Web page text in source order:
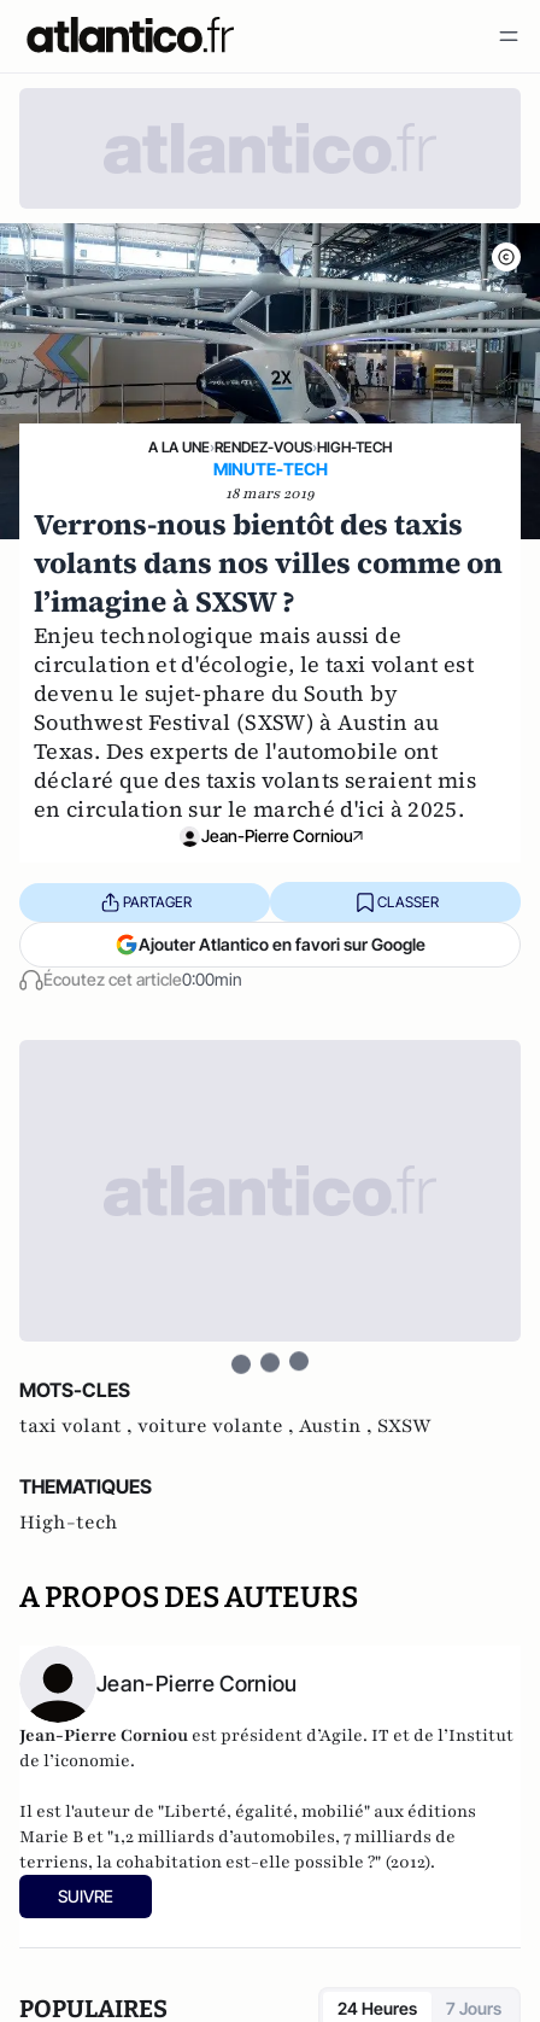
A LA UNE›RENDEZ-VOUS›HIGH-TECH
MINUTE-TECH
18 mars 2019
Verrons-nous bientôt des taxis
volants dans nos villes comme on
l’imagine à SXSW ?
Enjeu technologique mais aussi de
circulation et d'écologie, le taxi volant est
devenu le sujet-phare du South by
Southwest Festival (SXSW) à Austin au
Texas. Des experts de l'automobile ont
déclaré que des taxis volants seraient mis
en circulation sur le marché d'ici à 2025.
Jean-Pierre Corniou
Écoutez cet article0:00min
PARTAGER CLASSER
Ajouter Atlantico en favori sur Google
MOTS-CLES
taxi volant , voiture volante , Austin , SXSW
THEMATIQUES
High-tech
A PROPOS DES AUTEURS
Jean-Pierre Corniou
Jean-Pierre Corniou est président d’Agile. IT et de l’Institut
de l’iconomie.
Il est l'auteur de "Liberté, égalité, mobilié" aux éditions
Marie B et "1,2 milliards d’automobiles, 7 milliards de
terriens, la cohabitation est-elle possible ?" (2012).
SUIVRE
POPULAIRES 24 Heures 7 Jours